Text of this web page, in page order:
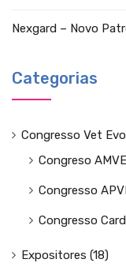
Nexgard – Novo
Categorias
Congresso Vet
Congreso
Congresso
Congresso
Expositores (18)